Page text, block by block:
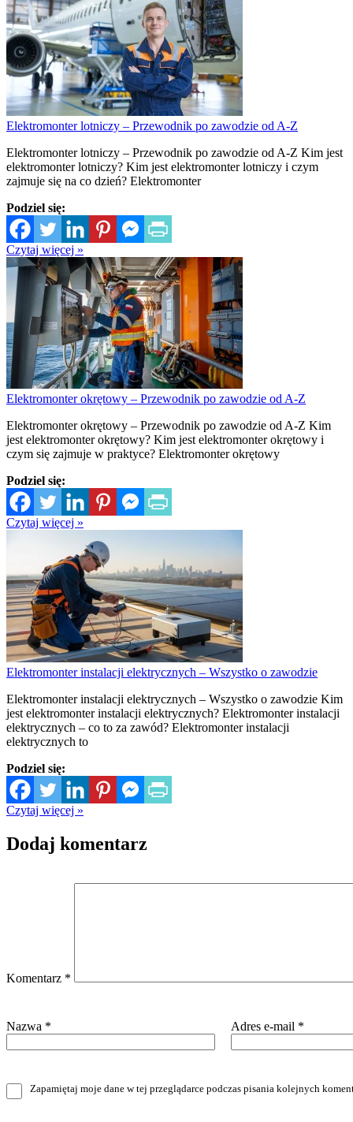
Elektromonter lotniczy – Przewodnik po zawodzie od A-Z
Elektromonter lotniczy – Przewodnik po zawodzie od A-Z Kim jest
elektromonter lotniczy? Kim jest elektromonter lotniczy i czym
zajmuje się na co dzień? Elektromonter
Podziel się:
Czytaj więcej »
Elektromonter okrętowy – Przewodnik po zawodzie od A-Z
Elektromonter okrętowy – Przewodnik po zawodzie od A-Z Kim
jest elektromonter okrętowy? Kim jest elektromonter okrętowy i
czym się zajmuje w praktyce? Elektromonter okrętowy
Podziel się:
Czytaj więcej »
Elektromonter instalacji elektrycznych – Wszystko o zawodzie
Elektromonter instalacji elektrycznych – Wszystko o zawodzie Kim
jest elektromonter instalacji elektrycznych? Elektromonter instalacji
elektrycznych – co to za zawód? Elektromonter instalacji
elektrycznych to
Podziel się:
Czytaj więcej »
Dodaj komentarz
Komentarz *
Nazwa * Adres e-mail *
Zapamiętaj moje dane w tej przeglądarce podczas pisania kolejnych